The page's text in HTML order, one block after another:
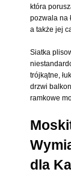
która
pozwala na
a także jej
Siatka
trójkątne,
drzwi
ramkowe
dla